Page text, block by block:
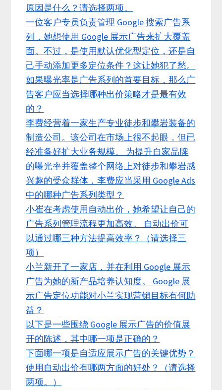
原因是什么？请选择两项。
一位客户专员负责管理 Google 搜索广告系
列，她想使用 Google 展示广告来扩大覆盖
面。不过，是使用默认优化型定位，还是自
己手动添加更多定位条件？这让她犯了愁。
如果曝光率是广告系列的首要目标，那么广
告客户应当选择哪种出价策略才是最有效
的？
李费经营着一家生产专业徒步和攀岩装备的
制造公司。该公司在市场上很不起眼，但已
经准备好扩大业务规模。 为提升自家品牌
的曝光率并覆盖整个网络上对徒步和攀岩感
兴趣的受众群体，李费应当采用 Google Ads
中的哪种广告系列类型？
小崔在考虑使用自动出价，她希望让自己的
广告系列管理流程更加高效。 自动出价可
以通过哪三种方法提高效率？（请选择三
项）
小兰新开了一家店，并在利用 Google 展示
广告为她的新产品培养认知度。 Google 展
示广告定位功能对小兰实现营销目标有何助
益？
以下是一些围绕 Google 展示广告的价值展
开的陈述，其中哪一项是正确的？
下面哪一项是自适应展示广告的关键优势？
使用自动出价有哪两方面的好处？（请选择
两项。）